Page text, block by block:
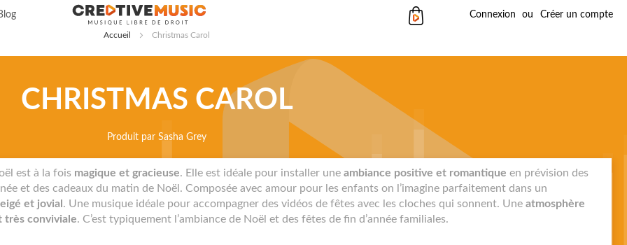
Connexion Créer un compte
Mon panier
Accueil Christmas Carol
CHRISTMAS CAROL
Produit par Sasha Grey
est à la fois magique et gracieuse. Elle est idéale pour installer une ambiance positive et romantique en prévision des
et des cadeaux du matin de Noël. Composée avec amour pour les enfants on l’imagine parfaitement dans un
et jovial . Une musique idéale pour accompagner des vidéos de fêtes avec les cloches qui sonnent. Une atmosphère
très conviviale. C’est typiquement l’ambiance de Noël et des fêtes de fin d’année familiales.